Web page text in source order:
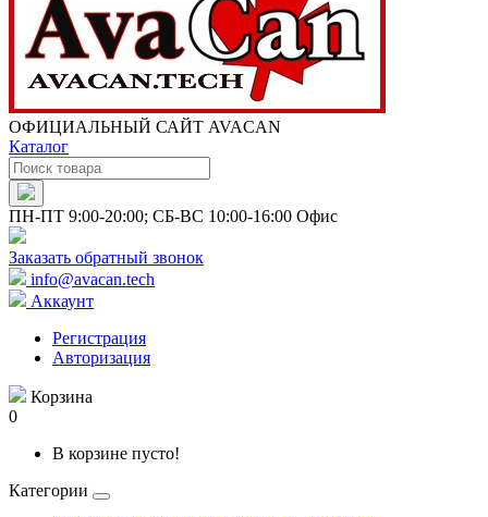
ОФИЦИАЛЬНЫЙ САЙТ AVACAN
Каталог
ПН-ПТ 9:00-20:00; СБ-ВС 10:00-16:00 Офис
Заказать обратный звонок
info@avacan.tech
Аккаунт
Регистрация
Авторизация
Корзина
0
В корзине пусто!
Категории